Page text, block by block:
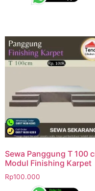
Sewa Panggung T 100
Modul Finishing Karpet
Rp100.000